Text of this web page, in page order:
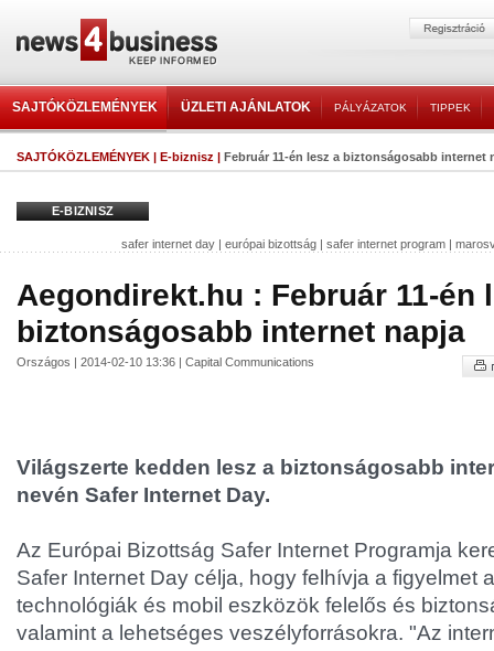
SAJTÓKÖZLEMÉNYEK ÜZLETI AJÁNLATOK PÁLYÁZATOK TIPPEK
SAJTÓKÖZLEMÉNYEK | E-biznisz | Február 11-én lesz a biztonságosabb internet
E-BIZNISZ
safer internet day | európai bizottság | safer internet program |
Aegondirekt.hu : Február 11-én
biztonságosabb internet napja
Országos | 2014-02-10 13:36 | Capital Communications
Világszerte kedden lesz a biztonságosabb
nevén Safer Internet Day.
Az Európai Bizottság Safer Internet Programja
Safer Internet Day célja, hogy felhívja a figyelmet
technológiák és mobil eszközök felelős és
valamint a lehetséges veszélyforrásokra. "Az